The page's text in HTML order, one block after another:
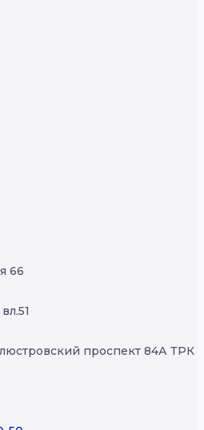
66
проспект 84А ТРК